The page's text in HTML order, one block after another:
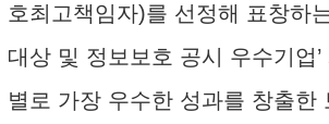
호최고책임자)를 선정해 표창하
대상 및 정보보호 공시 우수기업
별로 가장 우수한 성과를 창출한